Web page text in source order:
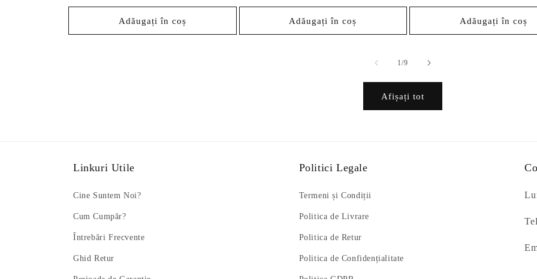
Adăugați în coș Adăugați în coș Adăugați în coș
1/din
9
Afișați tot
Linkuri Utile
Cine Suntem Noi?
Cum Cumpăr?
Întrebări Frecvente
Ghid Retur
Politici Legale
Termeni și Condiții
Politica de Livrare
Politica de Retur
Politica de Confidențialitate